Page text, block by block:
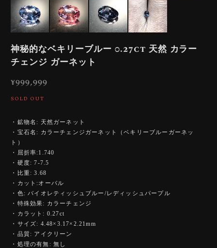
神秘的なベキリーブルー 0.27ct 天然 カラー
チェンジ ガーネット
¥999,999
SOLD OUT
・鉱物名: 天然ガーネット
・宝石名: カラーチェンジガーネット（ベキリーブルーガーネッ
ト）
・屈折率:1.740
・硬度: 7-7.5
・比重: 3.68
・カット:オーバル
・色: バイオレティッシュブルー/レディッシュパープル
・特殊効果: カラーチェンジ
・カラット: 0.27ct
・サイズ: 4.48×3.17×2.21mm
・品質: アイクリーン
・処理の有無: 無し